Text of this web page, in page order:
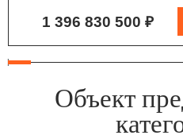
1 396 830 500 ₽
Объект